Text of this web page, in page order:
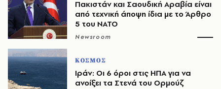
Πακιστάν και Σαουδική Αραβία είναι
από τεχνική άποψη ίδια με τo Άρθρο
5 του ΝΑΤΟ
Newsroom
ΚΟΣΜΟΣ
Ιράν: Οι 6 όροι στις ΗΠΑ για να
ανοίξει τα Στενά του Ορμούζ